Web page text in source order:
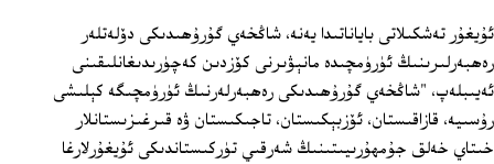
ئۇيغۇر تەشكىلاتى باياناتىدا يەنە، شاڭخەي گۇرۇھىدىكى دۆلەتلەر
رەھبەرلىرىنىڭ ئۈرۈمچىدە مانېۋىرنى كۆزدىن كەچۈرىدىغانلىقىنى
ئەيىبلەپ، "شاڭخەي گۇرۇھىدىكى رەھبەرلەرنىڭ ئۈرۈمچىگە كېلىشى
رۇسىيە، قازاقىستان، ئۆزبېكىستان، تاجىكىستان ۋە قىرغىزىستانلار
خىتاي خەلق جۇمھۇرىيىتىنىڭ شەرقىي تۈركىستاندىكى ئۇيغۇرلارغا